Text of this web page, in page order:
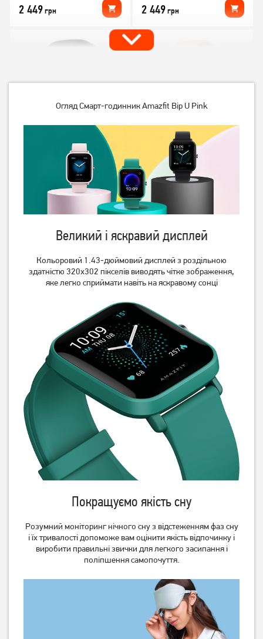
2 449грн 2 449грн
Смарт-годинник Gelius
Amazwatch Ultra GP-
SW011 Black
грн
Смарт-годинник Gelius
Amazwatch Ultra GP-
SW011 Titan
2 049
Смарт-годинник Gelius GP-
SW014 (Amazwatch GTi)
Gold Rose
2 049
Смарт-годинник Gelius GP-
SW014 (Amazwatch GTi)
Crystal White
2 049 грн
Смарт-годинник Xiaomi
Redmi Watch 5 Lite Black
Смарт-годинник Xiaomi
Redmi Watch 5 Active Black
1 749
Огляд Смарт-годинник Amazfit Bip U Pink
Великий і яскравий дисплей
Кольоровий 1.43-дюймовий дисплей з роздільною
здатністю 320х302 пікселів виводять чітке зображення,
яке легко сприймати навіть на яскравому сонці
Покращуємо якість сну
Розумний моніторинг нічного сну з відстеженням фаз сну
і їх тривалості допоможе вам оцінити якість відпочинку і
виробити правильні звички для легкого засипання і
поліпшення самопочуття.